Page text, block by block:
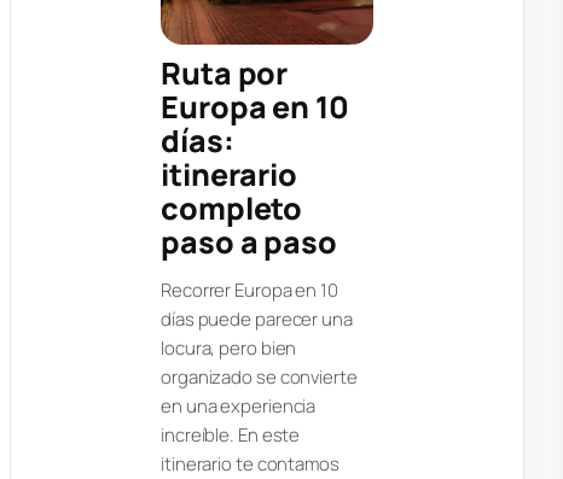
Ruta por
Europa en 10
días:
itinerario
completo
paso a paso
Recorrer Europa en 10
días puede parecer una
locura, pero bien
organizado se convierte
en una experiencia
increíble. En este
itinerario te contamos